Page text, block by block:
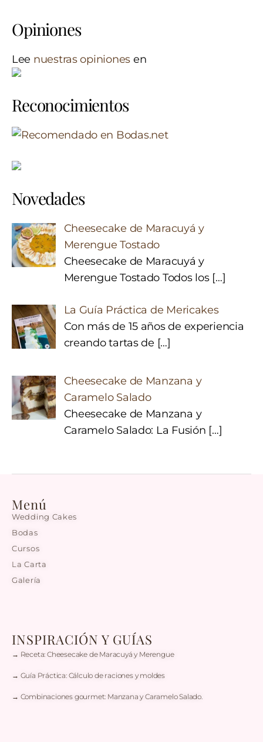
Opiniones
Lee nuestras opiniones en
Reconocimientos
Novedades
Cheesecake de Maracuyá y
Merengue Tostado
Cheesecake de Maracuyá y
Merengue Tostado Todos los […]
La Guía Práctica de Mericakes
Con más de 15 años de experiencia
creando tartas de […]
Cheesecake de Manzana y
Caramelo Salado
Cheesecake de Manzana y
Caramelo Salado: La Fusión […]
Menú
Wedding Cakes
Bodas
Cursos
La Carta
Galería
INSPIRACIÓN Y GUÍAS
→ Receta: Cheesecake de Maracuyá y Merengue
→ Guía Práctica: Cálculo de raciones y moldes
→ Combinaciones gourmet: Manzana y Caramelo Salado.